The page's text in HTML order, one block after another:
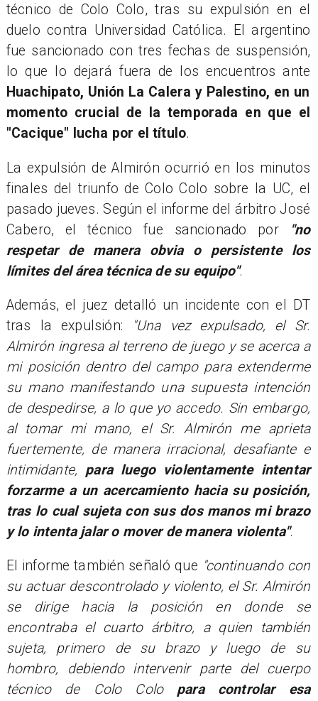
técnico de Colo Colo, tras su expulsión en el
duelo contra Universidad Católica. El argentino
fue sancionado con tres fechas de suspensión,
lo que lo dejará fuera de los encuentros ante
Huachipato, Unión La Calera y Palestino, en un
momento crucial de la temporada en que el
"Cacique" lucha por el título.
La expulsión de Almirón ocurrió en los minutos
finales del triunfo de Colo Colo sobre la UC, el
pasado jueves. Según el informe del árbitro José
Cabero, el técnico fue sancionado por
"no
respetar de manera obvia o persistente los
límites del área técnica de su equipo".
Además, el juez detalló un incidente con el DT
tras la expulsión:
"Una vez expulsado, el Sr.
Almirón ingresa al terreno de juego y se acerca a
mi posición dentro del campo para extenderme
su mano manifestando una supuesta intención
de despedirse, a lo que yo accedo. Sin embargo,
al tomar mi mano, el Sr. Almirón me aprieta
fuertemente, de manera irracional, desafiante e
intimidante, para luego violentamente intentar
forzarme a un acercamiento hacia su posición,
tras lo cual sujeta con sus dos manos mi brazo
y lo intenta jalar o mover de manera violenta".
El informe también señaló que "continuando con
su actuar descontrolado y violento, el Sr. Almirón
se dirige hacia la posición en donde se
encontraba el cuarto árbitro, a quien también
sujeta, primero de su brazo y luego de su
hombro, debiendo intervenir parte del cuerpo
técnico de Colo Colo para controlar esa